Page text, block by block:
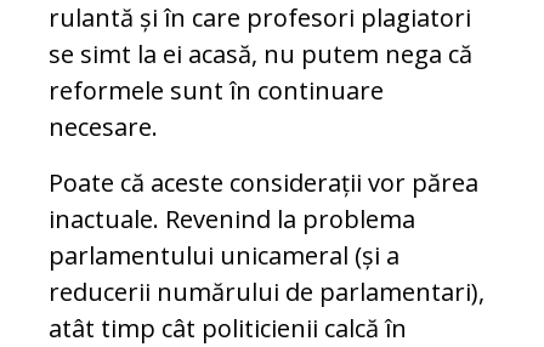
rulantă și în care profesori plagiatori
se simt la ei acasă, nu putem nega că
re­formele sunt în continuare
necesare.
Poate că aceste considerații vor părea
inac­tuale. Revenind la problema
parlamentului unicameral (și a
reducerii numărului de parlamentari),
atât timp cât politicienii calcă în